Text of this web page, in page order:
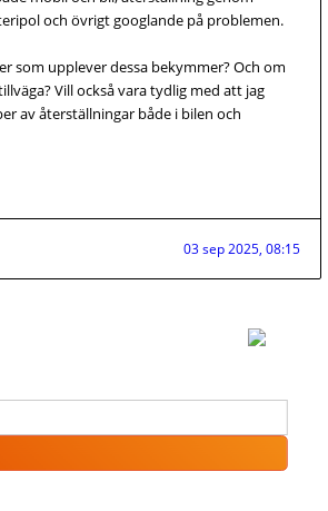
och övrigt googlande på problemen.
som upplever dessa bekymmer? Och om
Vill också vara tydlig med att jag
av återställningar både i bilen och
03 sep 2025, 08:15